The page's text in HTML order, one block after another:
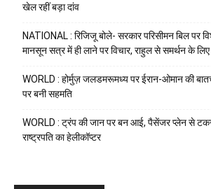
खेल रहीं बड़ा दांव
NATIONAL : रिजिजू बोले- सरकार परिसीमन बिल पर
मानसून सत्र में ही लाने पर विचार, राहुल से समर्थन के लिए
WORLD : होर्मुज़ जलडमरूमध्य पर ईरान-ओमान की
पर बनी सहमति
WORLD : ट्रंप की जान पर बन आई, पैसेंजर प्लेन से
राष्ट्रपति का हेलीकॉप्टर